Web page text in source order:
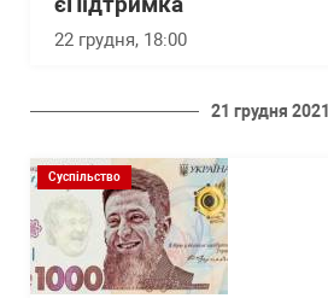
22 грудня, 18:00
21 грудня 2021
Суспільство